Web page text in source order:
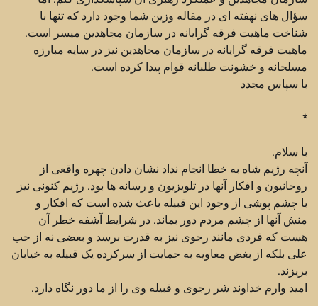
سؤال های نهفته ای در مقاله وزین شما وجود دارد که تنها با
شناخت ماهیت فرقه گرایانه در سازمان مجاهدین میسر است.
ماهیت فرقه گرایانه در سازمان مجاهدین نیز در سایه مبارزه
مسلحانه و خشونت طلبانه قوام پیدا کرده است.
با سپاس مجدد
*
با سلام.
آنچه رژیم شاه به خطا انجام نداد نشان دادن چهره واقعی از
روحانیون و افکار آنها در تلویزیون و رسانه ها بود. رژیم کنونی نیز
با چشم پوشی از وجود این قبیله باعث شده است که افکار و
منش آنها از چشم مردم دور بماند. در شرایط آشفه خطر آن
هست که فردی مانند رجوی نیز به قدرت برسد و بعضی نه از حب
علی بلکه از بغض معاویه به حمایت از سرکرده یک قبیله به خیابان
بریزند.
امید وارم خداوند شر رجوی و قبیله وی را از ما دور نگاه دارد.